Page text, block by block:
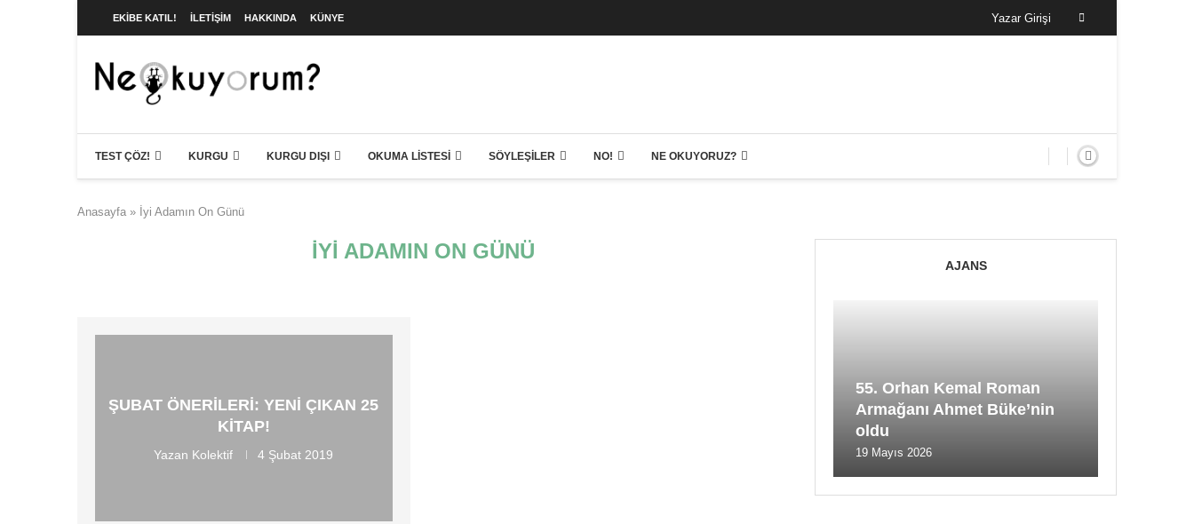
EKIBE KATIL! İLETIŞIM HAKKINDA KÜNYE Yazar Girişi
TEST ÇÖZ! KURGU KURGU DIŞI OKUMA LISTESI SÖYLEŞILER NO! NE OKUYORUZ?
Anasayfa » İyi Adamın On Günü
İYI ADAMIN ON GÜNÜ
ŞUBAT ÖNERILERI: YENI ÇIKAN 25
KITAP!
Yazan Kolektif 4 Şubat 2019
AJANS
55. Orhan Kemal Roman
Armağanı Ahmet Büke’nin
oldu
19 Mayıs 2026